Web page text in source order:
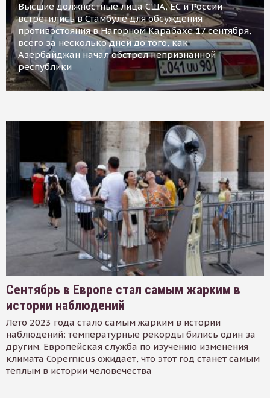
Высшие должностные лица США, ЕС и России
встретились в Стамбуле для обсуждения
противостояния в Нагорном Карабахе 17 сентября,
всего за несколько дней до того, как
Азербайджан начал обстрел непризнанной
республики
Сентябрь в Европе стал самым жарким в
истории наблюдений
Лето 2023 года стало самым жарким в истории
наблюдений: температурные рекорды бились один за
другим. Европейская служба по изучению изменения
климата Copernicus ожидает, что этот год станет самым
тёплым в истории человечества